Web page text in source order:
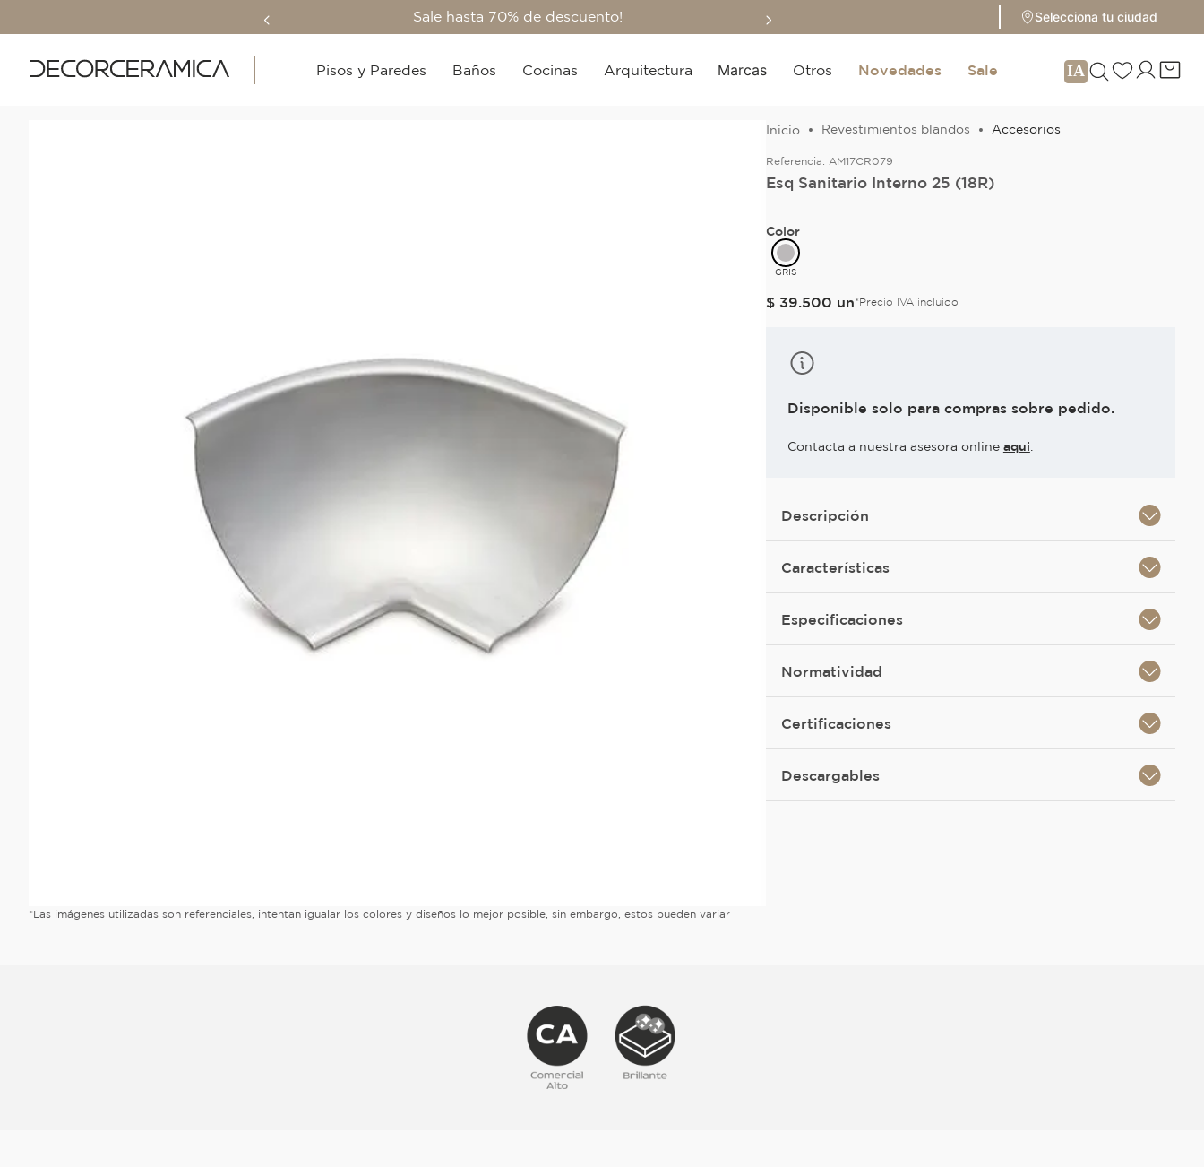
Sale hasta 70% de descuento! Selecciona tu ciudad
Pisos y Paredes Baños Cocinas Arquitectura Marcas Otros Novedades Sale
*Las imágenes utilizadas son referenciales, intentan igualar los colores y diseños lo mejor posible, sin embargo, estos pueden variar
Revestimientos blandos Accesorios
Referencia: AM17CR079
Esq Sanitario Interno 25 (18R)
Color
GRIS
$ 39.500 un*Precio IVA incluido
Disponible solo para compras sobre pedido.
Contacta a nuestra asesora online aqui
Descripción
Características
Especificaciones
Normatividad
Certificaciones
Descargables